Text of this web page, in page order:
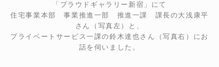
「プラウドギャラリー新宿」にて
住宅事業本部 事業推進一部 推進一課 課長の大浅康平
さん（写真左）と、
プライベートサービス一課の鈴木達也さん（写真右）にお
話を伺いました。